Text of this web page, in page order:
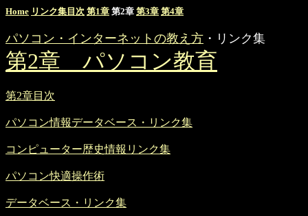
Home リンク集目次 第1章 第2章 第3章 第4章
パソコン・インターネットの教え方 ・リンク集
第2章 パソコン教育
第2章目次
パソコン情報データベース・リンク集
コンピューター歴史情報リンク集
パソコン快適操作術
データベース・リンク集